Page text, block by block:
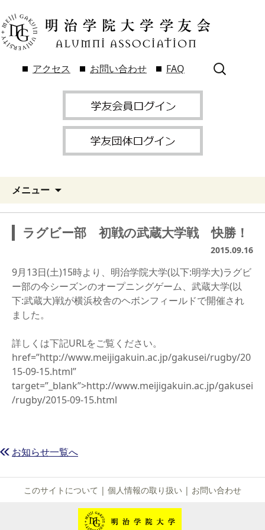
アクセス お問い合わせ FAQ
検
索:
メニュー
ラグビー部 初戦の武蔵大学戦 快勝！
2015.09.16
9月13日(土)15時より、明治学院大学(以下:明学大)ラグビ
ー部の今シーズンのオープニングゲーム、武蔵大学(以
下:武蔵大)戦が横浜校舎のヘボンフィールドで開催され
ました。
詳しくは下記URLをご覧ください。
href=”http://www.meijigakuin.ac.jp/gakusei/rugby/20
15-09-15.html”
target=”_blank”>http://www.meijigakuin.ac.jp/gakusei
/rugby/2015-09-15.html
お知らせ一覧へ
このサイトについて | 個人情報の取り扱い | お問い合わせ